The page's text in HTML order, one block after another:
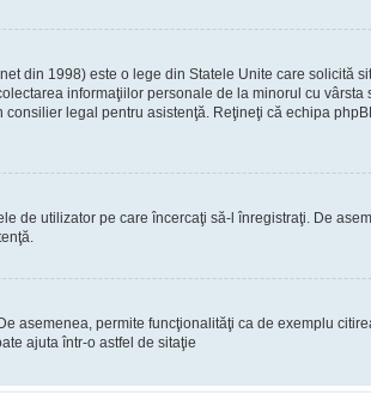
din 1998) este o lege din Statele Unite care
informaţiilor personale de la minorul cu
legal pentru asistenţă. Reţineţi că echipa
de utilizator pe care încercaţi să-l înregistraţi. De
asemenea, permite funcţionalităţi ca de exemplu
ajuta într-o astfel de sitaţie